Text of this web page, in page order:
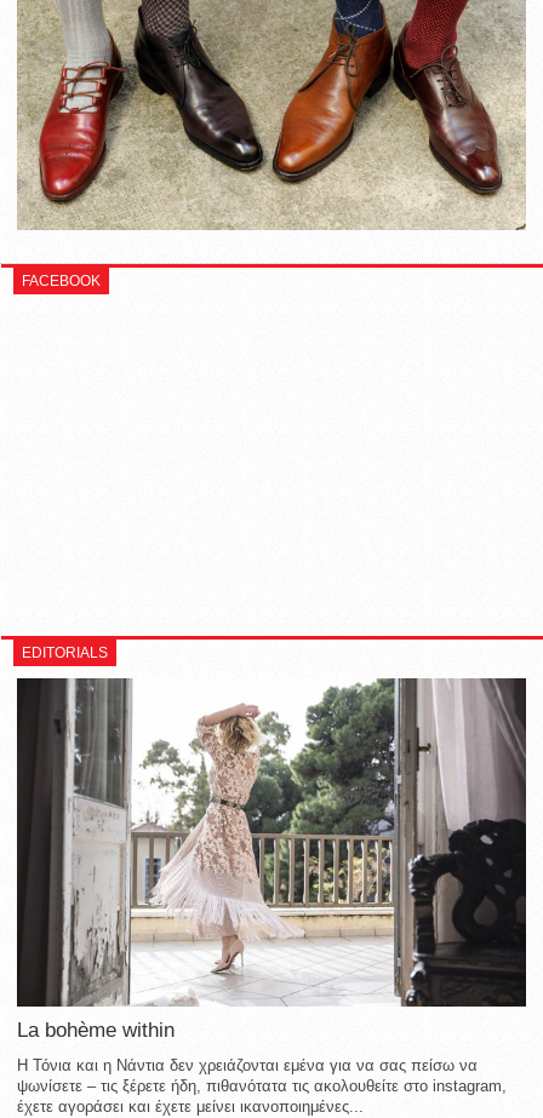
FACEBOOK
EDITORIALS
La bohème within
Η Τόνια και η Νάντια δεν χρειάζονται εμένα για να σας πείσω να
ψωνίσετε – τις ξέρετε ήδη, πιθανότατα τις ακολουθείτε στο instagram,
έχετε αγοράσει και έχετε μείνει ικανοποιημένες...